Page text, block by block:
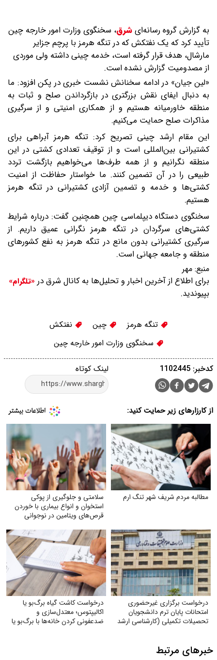
به گزارش گروه رسانه‌ایشرق، سخنگوی وزارت امور خارجه چین
تأیید کرد که یک نفتکش که در تنگه هرمز با پرچم جزایر
مارشال، هدف قرار گرفته است، خدمه چینی داشته ولی موردی
از مصدومیت گزارش نشده است.
«لین جیان» در ادامه سخنانش نشست خبری در پکن افزود: ما
به دنبال ایفای نقش بزرگتری در بازگرداندن صلح و ثبات به
منطقه خاورمیانه هستیم و از همکاری امنیتی و از سرگیری
مذاکرات صلح حمایت می‌کنیم.
این مقام ارشد چینی تصریح کرد: تنگه هرمز آبراهی برای
کشتیرانی بین‌المللی است و از توقیف تعدادی کشتی در این
منطقه نگرانیم و از همه طرف‌ها می‌خواهیم بازگشت تردد
طبیعی را در آن تضمین کنند. ما خواستار حفاظت از امنیت
کشتی‌ها و خدمه و تضمین آزادی کشتیرانی در تنگه هرمز
هستیم.
سخنگوی دستگاه دیپلماسی چین همچنین گفت: درباره شرایط
کشتی‌های سرگردان در تنگه هرمز نگرانی عمیق داریم. از
سرگیری کشتیرانی بدون مانع در تنگه هرمز به نفع کشورهای
منطقه و جامعه جهانی است.
منبع: مهر
برای اطلاع از آخرین اخبار و تحلیل‌ها به کانال شرق در «تلگرام»
بپیوندید.
تنگه هرمز چین
نفتکش
سخنگوی وزارت امور خارجه چین
لینک کوتاه کدخبر: 1102445
از کارزارهای زیر حمایت کنید:
مطالبه مردم شریف شهر تنگ ارم
سلامتی و جلوگیری از پوکی
استخوان و انواع بیماری با خوردن
قرص‌های ویتامین در نوجوانی
درخواست برگزاری غیرحضوری
امتحانات پایان ترم دانشجویان
تحصیلات تکمیلی (کارشناسی ارشد
درخواست کاشت گیاه برگ‌بو یا
اکالیپتوس؛ معتدل‌سازی و
ضدعفونی کردن خانه‌ها با برگ‌بو یا
خبرهای مرتبط